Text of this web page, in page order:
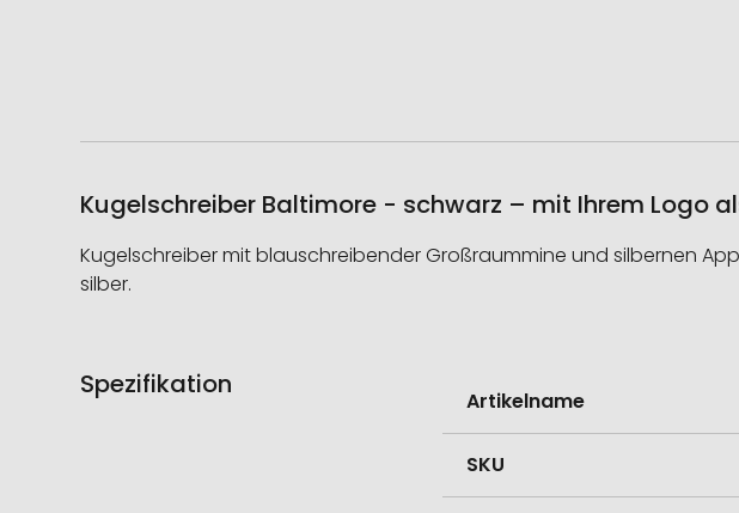
Kugelschreiber Baltimore - schwarz – mit Ihrem Logo
Kugelschreiber mit blauschreibender Großraummine und silbernen
silber.
Spezifikation
Informationen
Artikelname
SKU